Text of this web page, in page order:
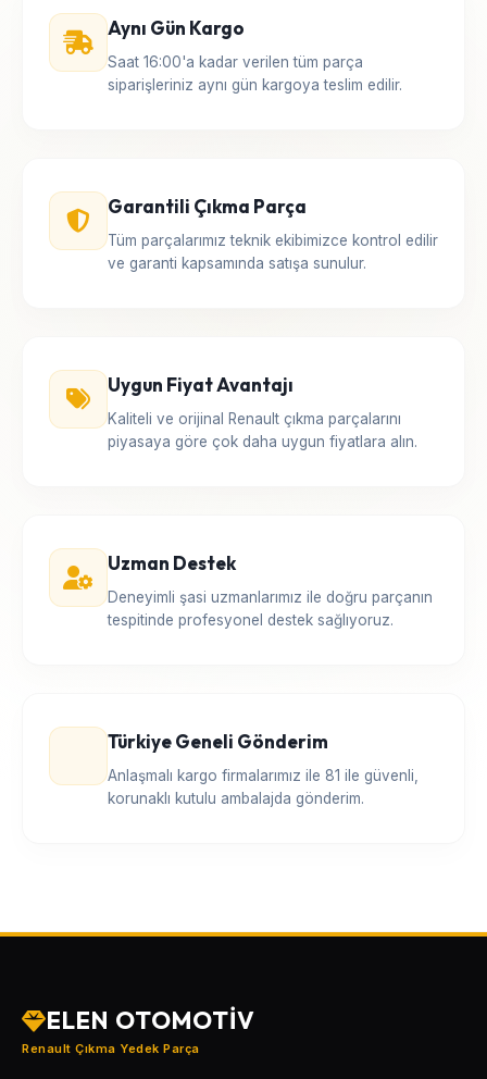
Aynı Gün Kargo
Saat 16:00'a kadar verilen tüm parça
siparişleriniz aynı gün kargoya teslim edilir.
Garantili Çıkma Parça
Tüm parçalarımız teknik ekibimizce kontrol edilir
ve garanti kapsamında satışa sunulur.
Uygun Fiyat Avantajı
Kaliteli ve orijinal Renault çıkma parçalarını
piyasaya göre çok daha uygun fiyatlara alın.
Uzman Destek
Deneyimli şasi uzmanlarımız ile doğru parçanın
tespitinde profesyonel destek sağlıyoruz.
Türkiye Geneli Gönderim
Anlaşmalı kargo firmalarımız ile 81 ile güvenli,
korunaklı kutulu ambalajda gönderim.
ELEN OTOMOTİV
Renault Çıkma Yedek Parça